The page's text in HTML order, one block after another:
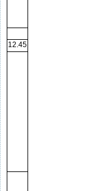
12.45